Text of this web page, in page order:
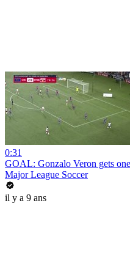
0:31
GOAL: Gonzalo Veron gets
Major League Soccer
il y a 9 ans